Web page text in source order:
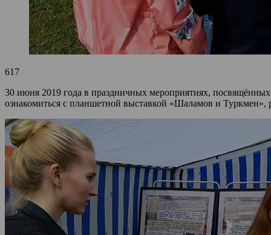
617
30 июня 2019 года в праздничных мероприятиях,
ознакомиться с планшетной выставкой «Шаламов и